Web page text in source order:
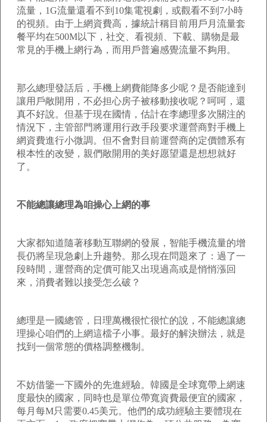
流量，1G流量還看不到10集電視劇，或觀看不到7小時
的視頻。由于上網資費高，據統計稱目前用戶月流量套
餐平均在500M以下，社交、看視頻、下載、購物是最
常見的手機上網行為，而用戶普遍感覺流量不夠用。
那么總理發話后，手機上網費能降多少呢？是否能達到
讓用戶敞開用，不必担心房子被移動接收呢？呵呵，還
真不好說。但基于現在國情，估計在李總理多次關注的
情況下，主管部門將運用行政手段要求運營商對手機上
網資費進行小微調。但不會對目前運營商的定價體系有
根本性的改變，親們敞開用的美好愿望還是想想就好
了。
不能總讓總理為咱操心上網的事
大家都知道隨著移動互聯網的發展，智能手機流量的增
長仍將呈現急劇上升趨勢。那么現在問題來了：過了一
段時間，運營商的定價可能又出現過高或是悄悄漲回
來，消費者難以接受怎么破？
總理是一國總管，日理萬機很忙很忙的說，不能總讓總
理操心咱們的上網這檔子小事。最好的解決辦法，就是
找到一個常態的價格調整機制。
不妨借鑒一下國外的先進經驗。韓國是全球寬帶上網速
度最快的國家，同時也是單位帶寬資費最便宜的國家，
每月每M只需要0.45美元。他們的成功經驗主要體現在